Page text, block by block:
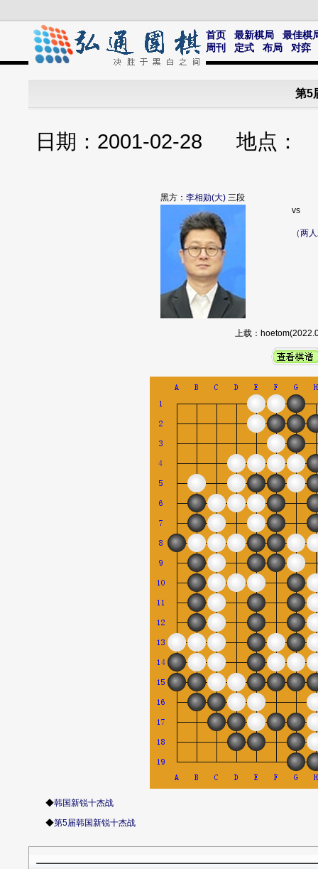
首页 最新棋局
最佳棋
周刊
定式 布局 对弈
第5
日期：2001-02-28 地点
黑方： 李相勋(大) 三段
vs
（两
上载：
◆韩国新锐十杰战
◆第5届韩国新锐十杰战